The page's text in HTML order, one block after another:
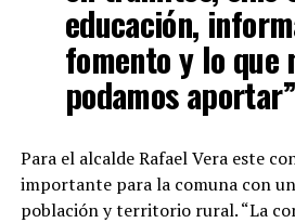
educación,
fomento y lo que
podamos
Para el alcalde Rafael Vera este
importante para la comuna con
población y territorio rural. “La